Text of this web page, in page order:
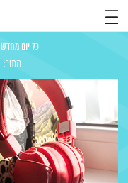
כל יום מחדש – 1.9.20 – בעריכת תמר
מתוך: